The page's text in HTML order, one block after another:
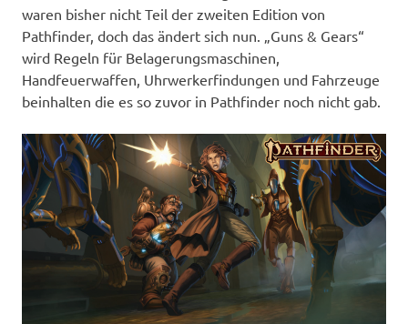
waren bisher nicht Teil der zweiten Edition von
Pathfinder, doch das ändert sich nun. „Guns & Gears“
wird Regeln für Belagerungsmaschinen,
Handfeuerwaffen, Uhrwerkerfindungen und Fahrzeuge
beinhalten die es so zuvor in Pathfinder noch nicht gab.